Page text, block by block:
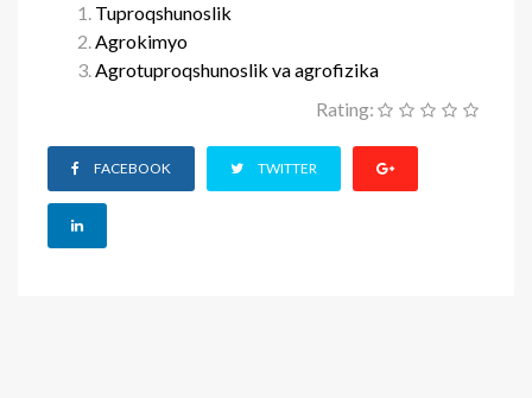
Tuproqshunoslik
Agrokimyo
Agrotuproqshunoslik va agrofizika
Rating:
FACEBOOK TWITTER